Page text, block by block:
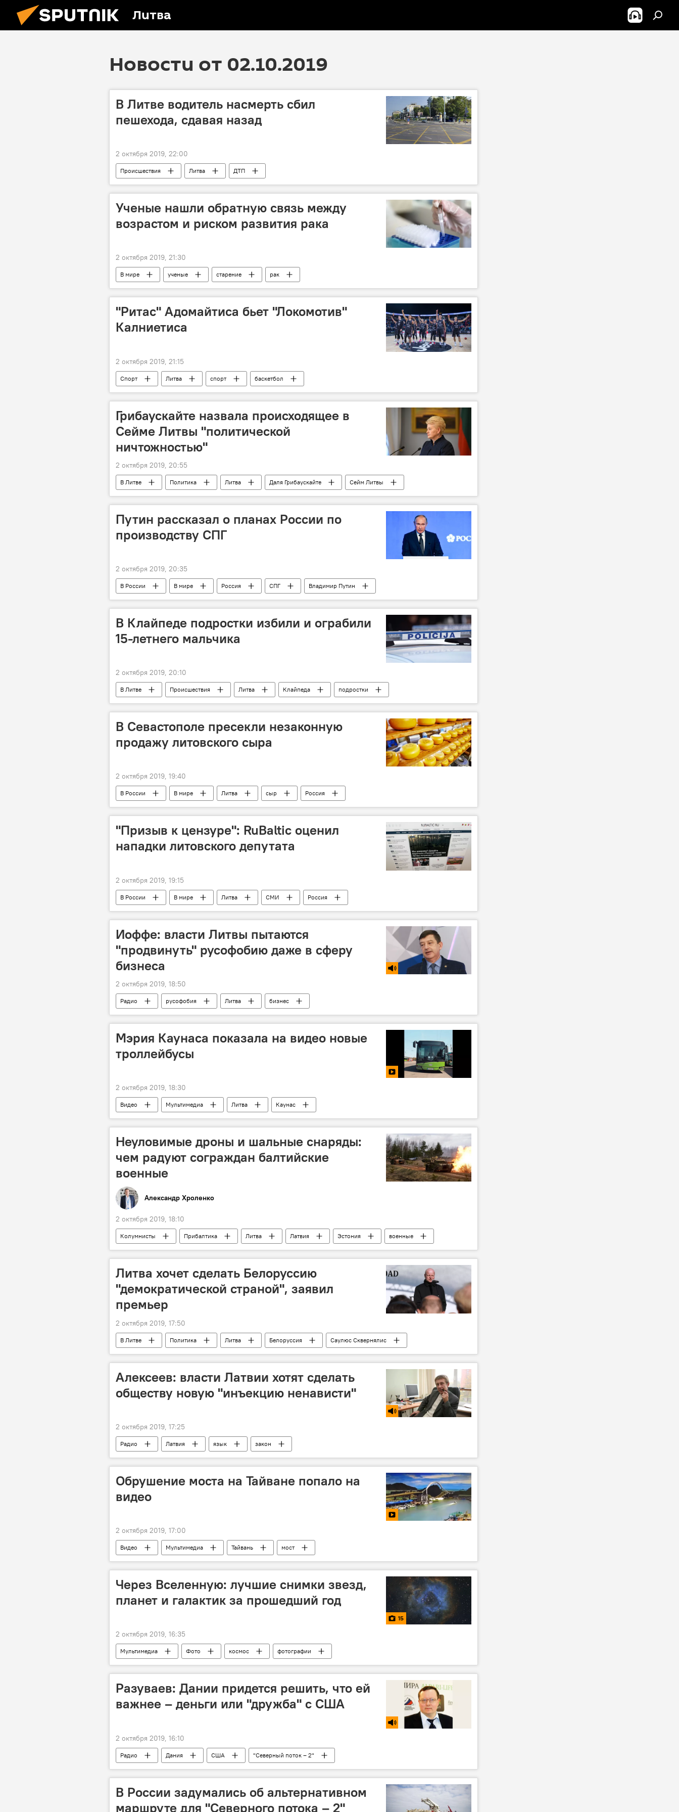
Литва
Новости от 02.10.2019
В Литве водитель насмерть сбил
пешехода, сдавая назад
2 октября 2019, 22:00
Происшествия Литва ДТП
Ученые нашли обратную связь между
возрастом и риском развития рака
2 октября 2019, 21:30
В мире ученые старение рак
"Ритас" Адомайтиса бьет "Локомотив"
Калниетиса
2 октября 2019, 21:15
Спорт Литва спорт баскетбол
Грибаускайте назвала происходящее в
Сейме Литвы "политической
ничтожностью"
2 октября 2019, 20:55
В Литве Политика Литва Даля Грибаускайте Сейм Литвы
Путин рассказал о планах России по
производству СПГ
2 октября 2019, 20:35
В России В мире Россия СПГ Владимир Путин
В Клайпеде подростки избили и ограбили
15-летнего мальчика
2 октября 2019, 20:10
В Литве Происшествия Литва Клайпеда подростки
В Севастополе пресекли незаконную
продажу литовского сыра
2 октября 2019, 19:40
В России В мире Литва сыр Россия
"Призыв к цензуре": RuBaltic оценил
нападки литовского депутата
2 октября 2019, 19:15
В России В мире Литва СМИ Россия
Иоффе: власти Литвы пытаются
"продвинуть" русофобию даже в сферу
бизнеса
2 октября 2019, 18:50
Радио русофобия Литва бизнес
Мэрия Каунаса показала на видео новые
троллейбусы
2 октября 2019, 18:30
Видео Мультимедиа Литва Каунас
Неуловимые дроны и шальные снаряды:
чем радуют сограждан балтийские
военные
Александр Хроленко
2 октября 2019, 18:10
Колумнисты Прибалтика Литва Латвия Эстония
военные
военные НАТО
военные учения
Литва хочет сделать Белоруссию
"демократической страной", заявил
премьер
2 октября 2019, 17:50
В Литве Политика Литва Белоруссия
Саулюс Сквернялис
БелАЭС
Союз Отечества — Христианские демократы Литвы (СО-ХДЛ)
Алексеев: власти Латвии хотят сделать
обществу новую "инъекцию ненависти"
2 октября 2019, 17:25
Радио Латвия язык закон
Обрушение моста на Тайване попало на
видео
2 октября 2019, 17:00
Видео Мультимедиа Тайвань мост
Через Вселенную: лучшие снимки звезд,
планет и галактик за прошедший год
15
2 октября 2019, 16:35
Мультимедиа Фото космос фотографии
Разуваев: Дании придется решить, что ей
важнее – деньги или "дружба" с США
2 октября 2019, 16:10
Радио Дания США "Северный поток – 2"
В России задумались об альтернативном
маршруте для "Северного потока – 2"